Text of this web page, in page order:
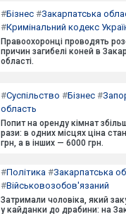
#Бізнес #Закарпатська
#Кримінальний кодекс
Правоохоронці проводять
причин загибелі коней в
області.
#Суспільство #Бізнес #
область
Попит на оренду кімнат
рази: в одних місцях ціна
грн, а в інших — 6000 грн.
#Політика #Закарпатська
#Військовозобов'язаний
Затримали чоловіка, який
у кайданки до драбини: на